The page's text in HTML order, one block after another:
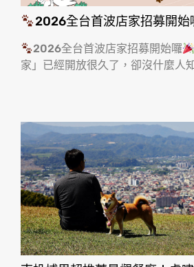
2026全台首波店家招募開始
2026全台首波店家招募開始囉
家」已經開放很久了，卻沒什麼人